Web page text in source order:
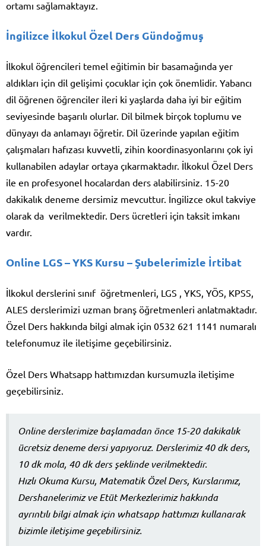
ortamı sağlamaktayız.
İngilizce İlkokul Özel Ders Gündoğmuş
İlkokul öğrencileri temel eğitimin bir basamağında yer
aldıkları için dil gelişimi çocuklar için çok önemlidir. Yabancı
dil öğrenen öğrenciler ileri ki yaşlarda daha iyi bir eğitim
seviyesinde başarılı olurlar. Dil bilmek birçok toplumu ve
dünyayı da anlamayı öğretir. Dil üzerinde yapılan eğitim
çalışmaları hafızası kuvvetli, zihin koordinasyonlarını çok iyi
kullanabilen adaylar ortaya çıkarmaktadır. İlkokul Özel Ders
ile en profesyonel hocalardan ders alabilirsiniz. 15-20
dakikalık deneme dersimiz mevcuttur. İngilizce okul takviye
olarak da verilmektedir. Ders ücretleri için taksit imkanı
vardır.
Online LGS – YKS Kursu – Şubelerimizle İrtibat
İlkokul derslerini sınıf öğretmenleri, LGS , YKS, YÖS, KPSS,
ALES derslerimizi uzman branş öğretmenleri anlatmaktadır.
Özel Ders hakkında bilgi almak için 0532 621 1141 numaralı
telefonumuz ile iletişime geçebilirsiniz.
Özel Ders Whatsapp hattımızdan kursumuzla iletişime
geçebilirsiniz.
Online derslerimize başlamadan önce 15-20 dakikalık
ücretsiz deneme dersi yapıyoruz. Derslerimiz 40 dk ders,
10 dk mola, 40 dk ders şeklinde verilmektedir.
Hızlı Okuma Kursu, Matematik Özel Ders, Kurslarımız,
Dershanelerimiz ve Etüt Merkezlerimiz hakkında
ayrıntılı bilgi almak için whatsapp hattımızı kullanarak
bizimle iletişime geçebilirsiniz.